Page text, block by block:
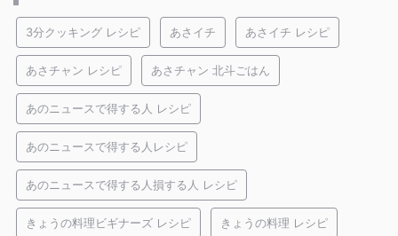
3分クッキング レシピ あさイチ あさイチ レシピ
あさチャン レシピ あさチャン 北斗ごはん
あのニュースで得する人 レシピ
あのニュースで得する人レシピ
あのニュースで得する人損する人 レシピ
きょうの料理ビギナーズ レシピ きょうの料理 レシピ